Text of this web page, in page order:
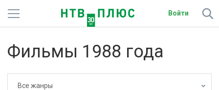
Войти
Фильмы и сериалы
Спорт
Фильмы 1988 года
Все жанры